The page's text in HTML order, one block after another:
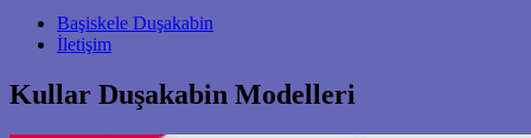
Main Navigation
Başiskele Duşakabin
İletişim
Kullar Duşakabin Modelleri